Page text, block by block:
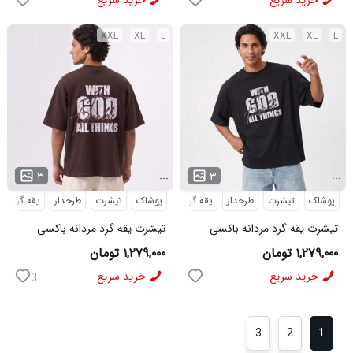
L
XL
XXL
۳ ...
پوشاک تیشرت طرحدار یقه گرد
تیشرت یقه گرد مردانه باکسی
طرحدار پنبه دو رو قهوه ای مدل
50873
۱,۲۷۹,۰۰۰ تومان
خرید سریع 3
L
XL
XXL
۳ ...
پوشاک تیشرت طرحدار یقه گرد
تیشرت یقه گرد مردانه باکسی
طرحدار پنبه دو رو مشکی مدل
50874
۱,۲۷۹,۰۰۰ تومان
خرید سریع
1
2
3